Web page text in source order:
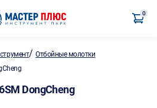
0
/Отбойные молотки
DongCheng